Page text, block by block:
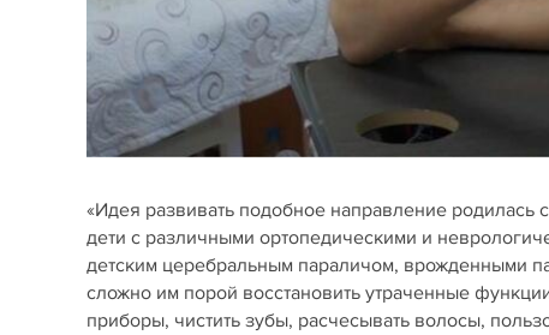
«Идея развивать подобное направление родилась
дети с различными ортопедическими и
детским церебральным параличом, врожденными
сложно им порой восстановить утраченные
приборы, чистить зубы, расчесывать волосы,